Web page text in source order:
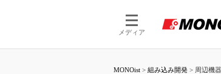
メディア
MONOist > 組み込み開発 > 周辺機